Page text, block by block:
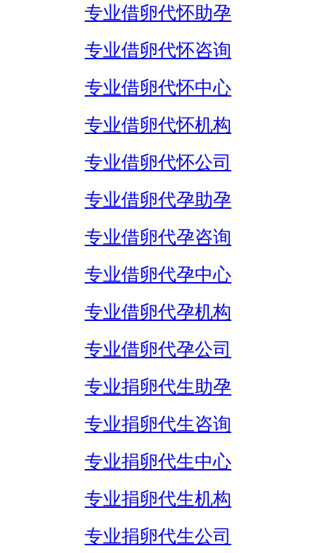
专业借卵代怀助孕
专业借卵代怀咨询
专业借卵代怀中心
专业借卵代怀机构
专业借卵代怀公司
专业借卵代孕助孕
专业借卵代孕咨询
专业借卵代孕中心
专业借卵代孕机构
专业借卵代孕公司
专业捐卵代生助孕
专业捐卵代生咨询
专业捐卵代生中心
专业捐卵代生机构
专业捐卵代生公司